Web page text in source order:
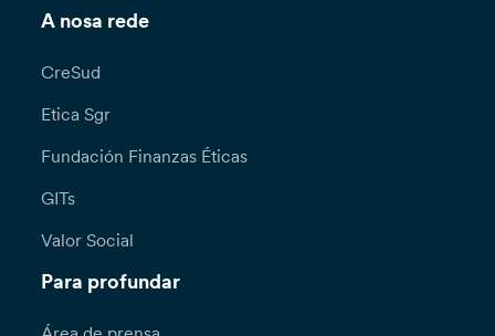
A nosa rede
CreSud
Etica Sgr
Fundación Finanzas Éticas
GITs
Valor Social
Para profundar